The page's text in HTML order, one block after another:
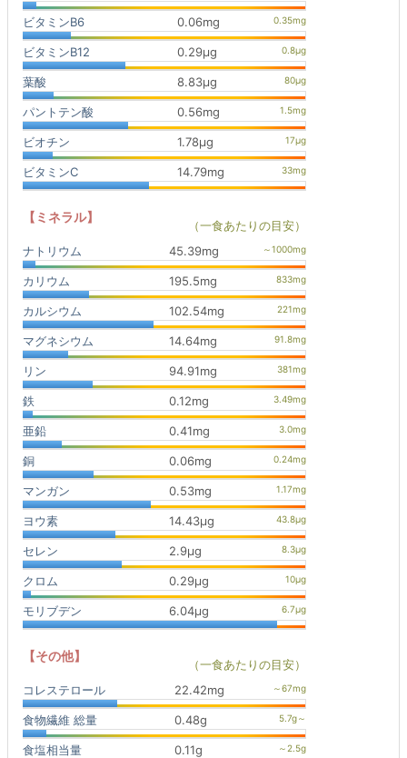
ビタミンB6 0.06mg
ビタミンB12 0.29μg
葉酸 8.83μg
パントテン酸 0.56mg
ビオチン 1.78μg
ビタミンC 14.79mg
【ミネラル】
（一食あたりの目安）
ナトリウム
45.39mg
カリウム 195.5mg
カルシウム 102.54mg
マグネシウム 14.64mg
リン 94.91mg
鉄 0.12mg
亜鉛 0.41mg
銅 0.06mg
マンガン 0.53mg
ヨウ素 14.43μg
セレン 2.9μg
クロム 0.29μg
モリブデン 6.04μg
【その他】
（一食あたりの目安）
コレステロール
22.42mg
食物繊維 総量 0.48g
食塩相当量 0.11g